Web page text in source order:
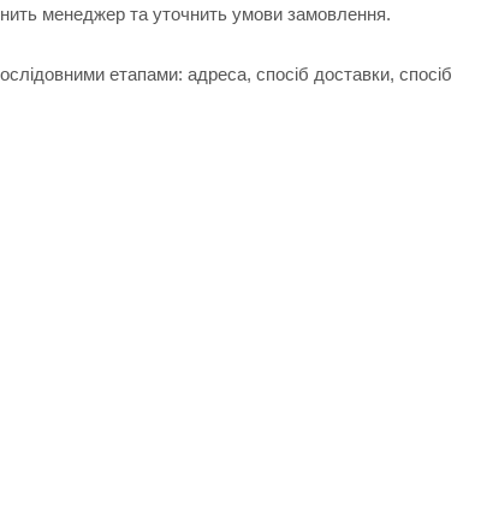
менеджер та уточнить умови замовлення.
етапами: адреса, спосіб доставки, спосіб